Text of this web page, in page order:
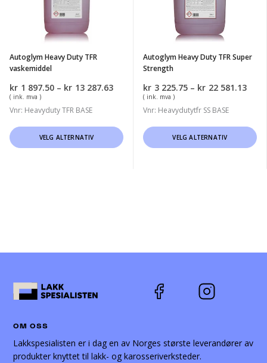
vaskemiddel
Autoglym Heavy Duty TFR
vaskemiddel
kr 1 897.50 – kr 13 287.63Prisområde:
kr13
287.63
( ink. mva )
Vnr: Heavyduty TFR BASE
VELG ALTERNATIV
Dette
produktet
på
Strength
Autoglym Heavy Duty TFR Super
Strength
kr 3 225.75 – kr 22 581.13
kr22
( ink. mva )
Vnr: Heavydutytfr SS BASE
VELG ALTERNATIV
Dette
produktet
på
OM OSS
Lakkspesialisten er i dag en av Norges største leverandører av
produkter knyttet til lakk- og karosseriverksteder.